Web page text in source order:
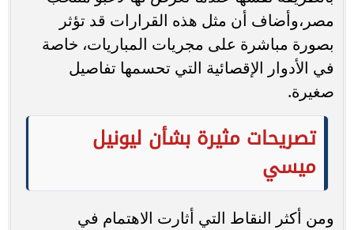
مصر،وأضاف أن مثل هذه القرارات قد تؤثر
بصورة مباشرة على مجريات المباريات، خاصة
في الأدوار الإقصائية التي تحسمها تفاصيل
صغيرة.
تصريحات مثيرة بشأن ليونيل
ميسي
ومن أكثر النقاط التي أثارت الاهتمام في